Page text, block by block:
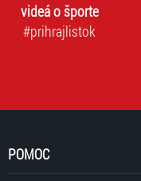
videá o športe
#prihrajlistok
POMOC